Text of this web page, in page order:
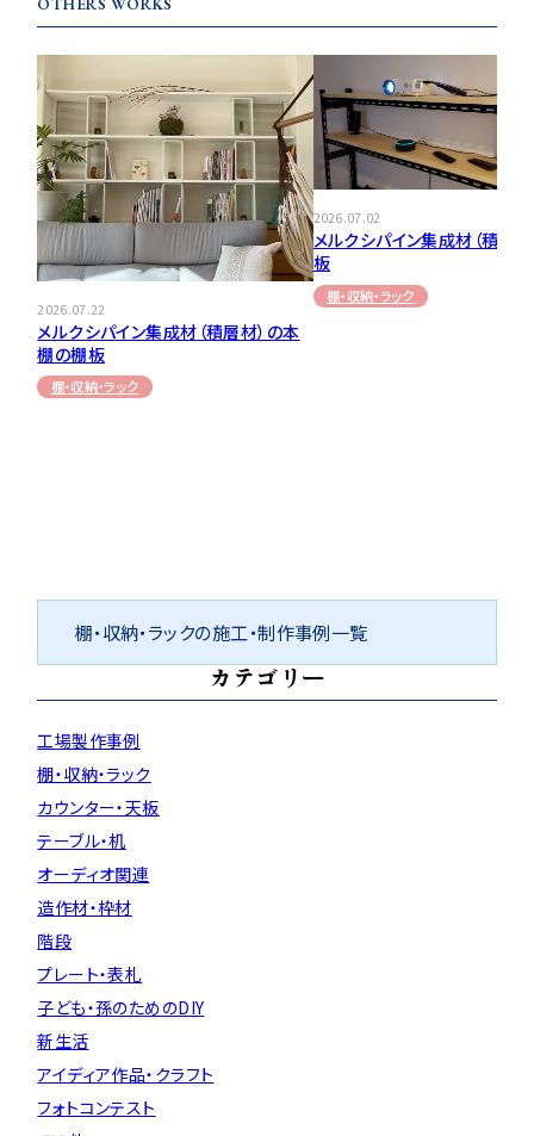
OTHERS WORKS
2026.07.22
メルクシパイン集成材（積層材）の本
棚の棚板
棚・収納・ラック
2026.07.02
メルクシパイン集成材（積層材
板
棚・収納・ラック
棚・収納・ラックの施工・制作事例一覧
カテゴリー
工場製作事例
棚・収納・ラック
カウンター・天板
テーブル・机
オーディオ関連
造作材・枠材
階段
プレート・表札
子ども・孫のためのDIY
新生活
アイディア作品・クラフト
フォトコンテスト